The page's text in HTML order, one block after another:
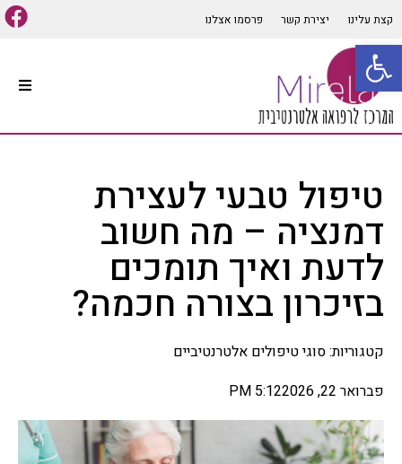
פתח סרגל נגישות
קצת עלינו יצירת קשר פרסמו אצלנו
קיים מגוון רב של סוגי טיפולים
אלטרנטיביים המתאימים למרבית
הבעיות והתופעות הגופניות
והנפשיות, שיטות הרפואה
האלטרנטיבית הרבות יכולות
לבלבל לכן חשוב לפנות ליעוץ
אינדיווידואלי ומותאם אישית
לכל אדם על מנת להפיק את
במאמר זה נפרט מספר סוגי
רפואה סינית
טיפול טבעי לעצירת
דמנציה – מה חשוב
לדעת ואיך תומכים
בזיכרון בצורה חכמה?
קטגוריות:סוגי טיפולים אלטרנטיביים
פברואר 22, 2026
5:12 PM